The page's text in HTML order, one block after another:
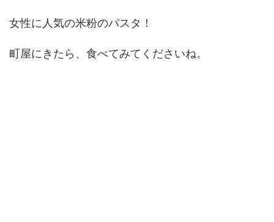
女性に人気の米粉のパスタ！
町屋にきたら、食べてみてくださいね。